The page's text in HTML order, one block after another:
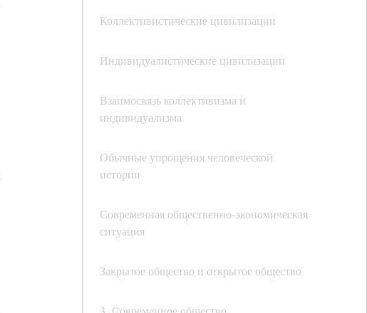
Коллективистические цивилизации
Индивидуалистические цивилизации
Взаимосвязь коллективизма и
индивидуализма
Обычные упрощения человеческой
истории
Современная общественно-экономическая
ситуация
Закрытое общество и открытое общество